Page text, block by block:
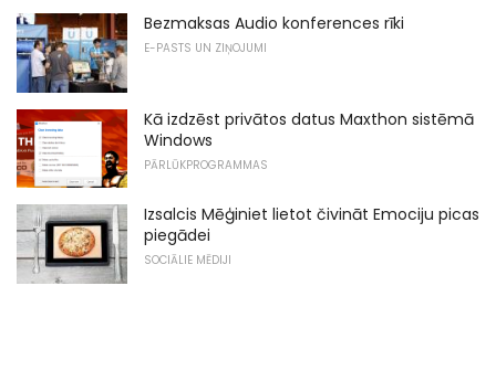
Bezmaksas Audio konferences rīki
E-PASTS UN ZIŅOJUMI
Kā izdzēst privātos datus Maxthon sistēmā
Windows
PĀRLŪKPROGRAMMAS
Izsalcis Mēģiniet lietot čivināt Emociju picas
piegādei
SOCIĀLIE MĒDIJI